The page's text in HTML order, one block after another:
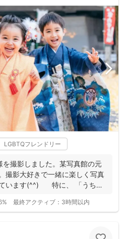
LGBTQフレンドリー
を撮影しました。某写真館の元
撮影大好きで一緒に楽しく写真
ています(^^) 特に、 「うち
最終アクティブ： 3時間以内